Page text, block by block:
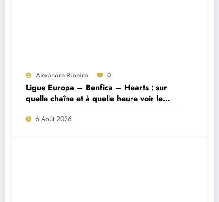
Alexandre Ribeiro 0
Ligue Europa – Benfica – Hearts : sur
quelle chaîne et à quelle heure voir le
match ?
6 Août 2026